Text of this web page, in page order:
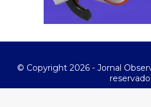
© Copyright 2026 - Jornal